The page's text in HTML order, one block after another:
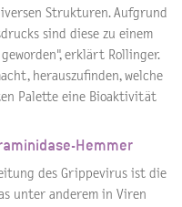
Strukturen. Aufgrund
sind diese zu einem
erklärt Rollinger.
herauszufinden, welche
Palette eine Bioaktivität
Hemmer
des Grippevirus ist die
unter anderem in Viren